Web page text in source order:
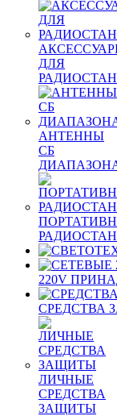
ДЛЯ
АНТЕННЫ
CБ
220V
СРЕДСТВА
ЛИЧНЫЕ
СРЕДСТВА
ЗАЩИТЫ